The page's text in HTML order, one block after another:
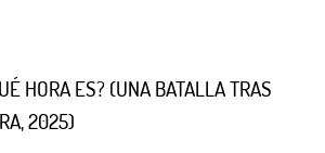
HORA ES? (UNA BATALLA TRAS
2025)